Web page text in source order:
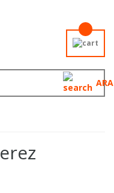
ARA